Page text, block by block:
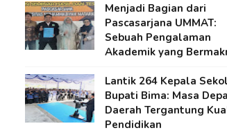
Menjadi Bagian dari
Pascasarjana UMMAT:
Sebuah Pengalaman
Akademik yang
Lantik 264 Kepala
Bupati Bima: Masa
Daerah Tergantung
Pendidikan